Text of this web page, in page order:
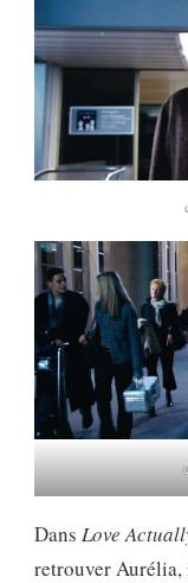
Dans Love
retrouver Aurélia,